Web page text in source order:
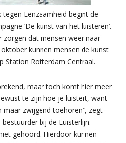
tegen Eenzaamheid begint de
‘De kunst van het luisteren’.
dat mensen weer naar
kunnen mensen de kunst
Station Rotterdam Centraal.
maar toch komt hier meer
te zijn hoe je luistert, want
maar zwijgend toehoren”, zegt
bij de Luisterlijn.
gehoord. Hierdoor kunnen